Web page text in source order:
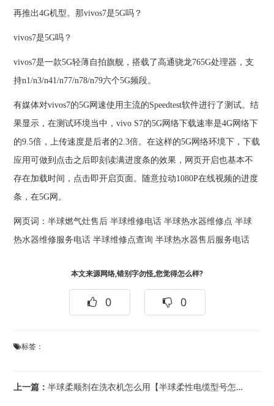
再推出4G机型。那vivos7是5G吗？
vivos7是5G吗？
vivos7是一款5G轻薄自拍旗舰，搭载了高通骁龙765G处理器，支
持n1/n3/n41/n77/n78/n79六个5G频段。
有媒体对vivos7的5G网速使用主流的Speedtest软件进行了测试。结
果显示，在测试环境当中，vivo S7的5G网络下载速率是4G网络下
的9.5倍，上传速度是后者的2.3倍。在这样的5G网络环境下，下载
应用可做到点击之后即刻读满进度条的效果，网页开启也基本不
存在加载时间，点击即开启页面。随意拉动1080P在线视频的进度
条，在5G网。
网页词：半球燃气灶售后 半球维修电话 半球热水器维修点 半球
热水器维修服务电话 半球维修点查询 半球热水器售后服务电话
本文来源网络,错别字勿怪,您觉得怎么样?
0 0
标签：
上一篇：半球柔顺剂在洗衣机怎么用【半球柔性电缆型号怎么看